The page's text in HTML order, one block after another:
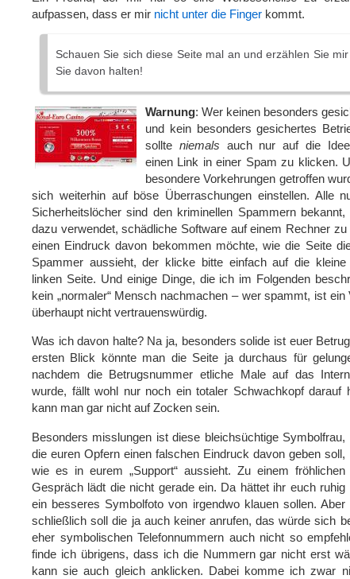
aufpassen, dass er mir nicht unter die Finger kommt.
Schauen Sie sich diese Seite mal an und erzählen Sie
Sie davon halten!
Warnung: Wer keinen besonders
und kein besonders gesichertes
sollte niemals auch nur auf die
einen Link in einer Spam zu klicken.
besondere Vorkehrungen getroffen
sich weiterhin auf böse Überraschungen einstellen. Alle
Sicherheitslöcher sind den kriminellen Spammern
dazu verwendet, schädliche Software auf einem Rechner
einen Eindruck davon bekommen möchte, wie die Seite
Spammer aussieht, der klicke bitte einfach auf die
linken Seite. Und einige Dinge, die ich im Folgenden
kein „normaler“ Mensch nachmachen – wer spammt, ist ein
überhaupt nicht vertrauenswürdig.
Was ich davon halte? Na ja, besonders solide ist euer
ersten Blick könnte man die Seite ja durchaus für
nachdem die Betrugsnummer etliche Male auf das
wurde, fällt wohl nur noch ein totaler Schwachkopf darauf
kann man gar nicht auf Zocken sein.
Besonders misslungen ist diese bleichsüchtige Symbolfrau,
die euren Opfern einen falschen Eindruck davon geben soll,
wie es in eurem „Support“ aussieht. Zu einem fröhlichen
Gespräch lädt die nicht gerade ein. Da hättet ihr euch ruhig
ein besseres Symbolfoto von irgendwo klauen sollen. Aber
schließlich soll die ja auch keiner anrufen, das würde sich
eher symbolischen Telefonnummern auch nicht so
finde ich übrigens, dass ich die Nummern gar nicht erst
kann sie auch gleich anklicken. Dabei komme ich zwar